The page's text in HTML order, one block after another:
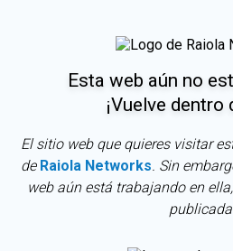
Esta web aún no
¡Vuelve dentro
El sitio web que quieres visitar
de Raiola Networks . Sin
web aún está trabajando en
publicada.